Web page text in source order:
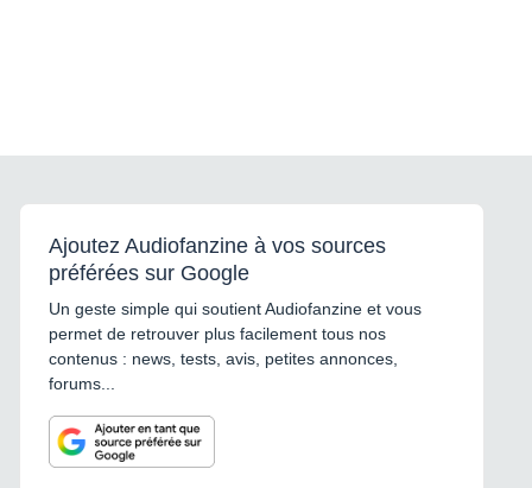
Ajoutez Audiofanzine à vos sources
préférées sur Google
Un geste simple qui soutient Audiofanzine et vous
permet de retrouver plus facilement tous nos
contenus : news, tests, avis, petites annonces,
forums...